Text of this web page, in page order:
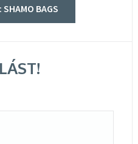
BAGS